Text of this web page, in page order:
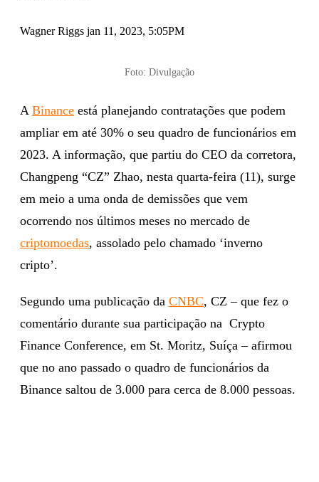
Wagner Riggs jan 11, 2023, 5:05PM
Foto: Divulgação
A Binance está planejando contratações que podem
ampliar em até 30% o seu quadro de funcionários em
2023. A informação, que partiu do CEO da corretora,
Changpeng “CZ” Zhao, nesta quarta-feira (11), surge
em meio a uma onda de demissões que vem
ocorrendo nos últimos meses no mercado de
criptomoedas, assolado pelo chamado ‘inverno
cripto’.
Segundo uma publicação da CNBC, CZ – que fez o
comentário durante sua participação na Crypto
Finance Conference, em St. Moritz, Suíça – afirmou
que no ano passado o quadro de funcionários da
Binance saltou de 3.000 para cerca de 8.000 pessoas.